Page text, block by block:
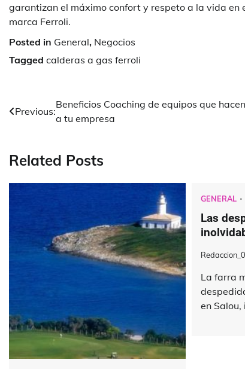
garantizan el máximo confort y respeto a la vida en
marca Ferroli.
Posted in General, Negocios
Tagged calderas a gas ferroli
Navegación
Previous:
Beneficios Coaching de equipos que
a tu empresa
Related Posts
GENERAL
Las
La farra
en